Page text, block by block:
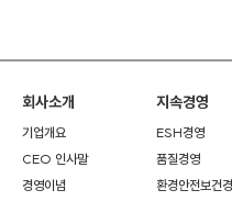
회사소개
기업개요
CEO 인사말
경영이념
지속경영
ESH경영
품질경영
환경안전보건